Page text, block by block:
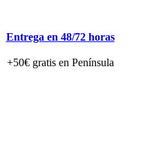
Entrega en 48/72 horas
+50€ gratis en Península